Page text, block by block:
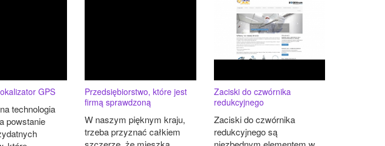
GPS
technologia
powstanie
Przedsiębiorstwo, które jest
firmą sprawdzoną
W naszym pięknym kraju,
trzeba przyznać całkiem
Zaciski do czwórnika
redukcyjnego
Zaciski do czwórnika
redukcyjnego są